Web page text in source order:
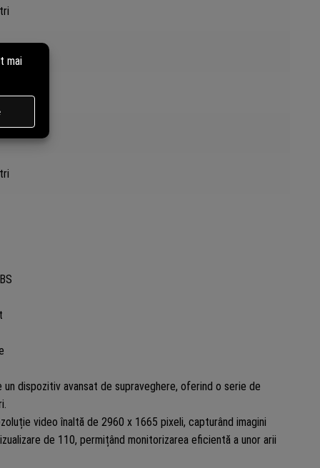
dispozitiv avansat de supraveghere, oferind o serie de
video înaltă de 2960 x 1665 pixeli, capturând imagini
de 110, permițând monitorizarea eficientă a unor arii